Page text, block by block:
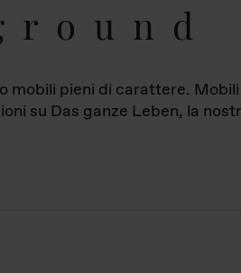
mobili pieni di carattere.
su Das ganze Leben, la